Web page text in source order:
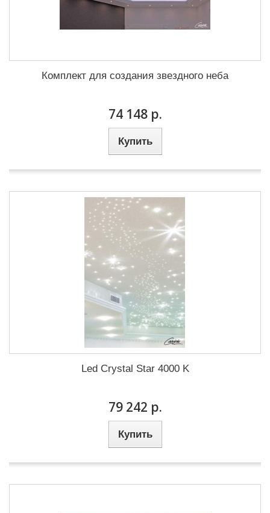
Комплект для создания звездного неба
74 148 р.
Купить
Led Crystal Star 4000 K
79 242 р.
Купить